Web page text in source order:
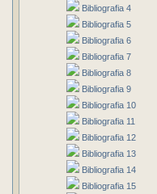
Bibliografia 4
Bibliografia 5
Bibliografia 6
Bibliografia 7
Bibliografia 8
Bibliografia 9
Bibliografia 10
Bibliografia 11
Bibliografia 12
Bibliografia 13
Bibliografia 14
Bibliografia 15